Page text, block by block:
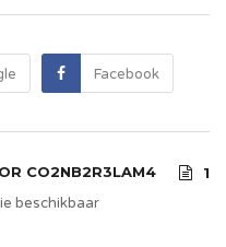
Facebook
CO2NB2R3LAM4
1
beschikbaar